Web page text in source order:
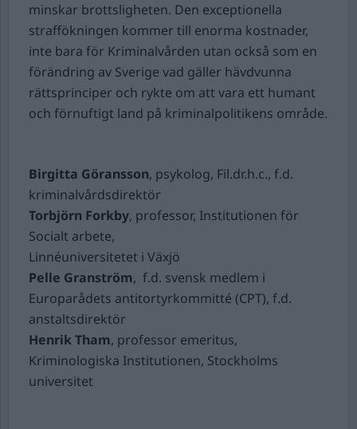
minskar brottsligheten. Den exceptionella
straffökningen kommer till enorma kostnader,
inte bara för Kriminalvården utan också som en
förändring av Sverige vad gäller hävdvunna
rättsprinciper och rykte om att vara ett humant
och förnuftigt land på kriminalpolitikens område.
Birgitta Göransson, psykolog, Fil.dr.h.c., f.d.
kriminalvårdsdirektör
Torbjörn Forkby, professor, Institutionen för
Socialt arbete,
Linnéuniversitetet i Växjö
Pelle Granström, f.d. svensk medlem i
Europarådets antitortyrkommitté (CPT), f.d.
anstaltsdirektör
Henrik Tham, professor emeritus,
Kriminologiska Institutionen, Stockholms
universitet